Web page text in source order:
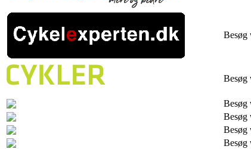
Besøg
Besøg
Besøg
Besøg
Besøg
Besøg